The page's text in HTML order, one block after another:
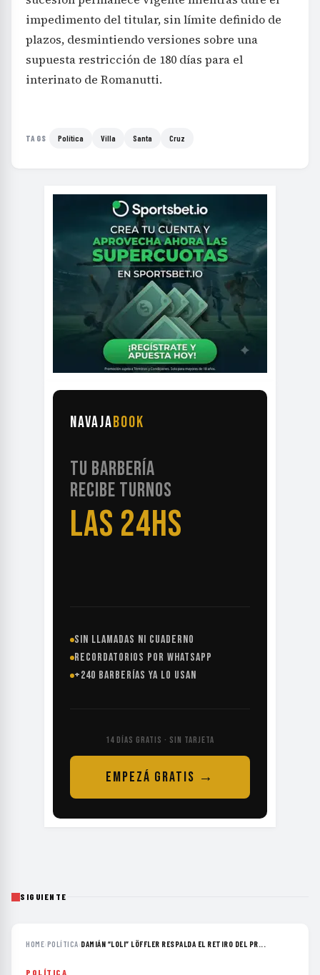
impedimento del titular, sin límite definido de
plazos, desmintiendo versiones sobre una
supuesta restricción de 180 días para el
interinato de Romanutti.
TAGS Política Villa Santa Cruz
NAVAJABOOK
TU BARBERÍA
RECIBE TURNOS
LAS 24HS
SIN LLAMADAS NI CUADERNO
RECORDATORIOS POR WHATSAPP
+240 BARBERÍAS YA LO USAN
14 DÍAS GRATIS · SIN TARJETA
EMPEZÁ GRATIS →
SIGUIENTE
HOME›POLÍTICA›DAMIÁN “LOLI” LÖFFLER RESPALDA EL RETIRO DEL PR...
POLÍTICA